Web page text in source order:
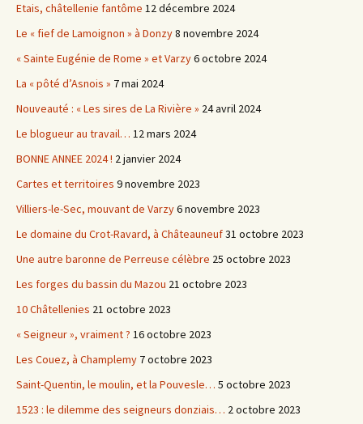
Etais, châtellenie fantôme 12 décembre 2024
Le « fief de Lamoignon » à Donzy8 novembre 2024
« Sainte Eugénie de Rome » et Varzy6 octobre 2024
La « pôté d’Asnois » 7 mai 2024
Nouveauté : « Les sires de La Rivière » 24 avril 2024
Le blogueur au travail… 12 mars 2024
BONNE ANNEE 2024 ! 2 janvier 2024
Cartes et territoires 9 novembre 2023
Villiers-le-Sec, mouvant de Varzy6 novembre 2023
Le domaine du Crot-Ravard, à Châteauneuf31 octobre 2023
Une autre baronne de Perreuse célèbre 25 octobre 2023
Les forges du bassin du Mazou 21 octobre 2023
10 Châtellenies 21 octobre 2023
« Seigneur », vraiment ? 16 octobre 2023
Les Couez, à Champlemy 7 octobre 2023
Saint-Quentin, le moulin, et la Pouvesle… 5 octobre 2023
1523 : le dilemme des seigneurs donziais… 2 octobre 2023